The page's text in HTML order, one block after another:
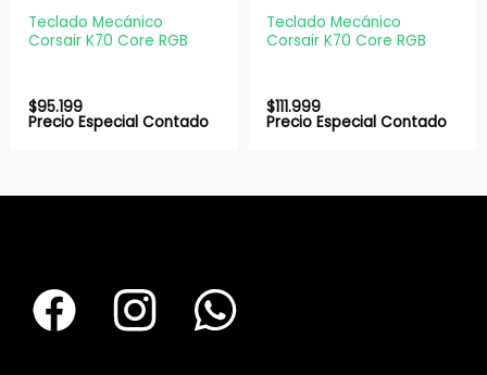
Teclado Mecánico
Corsair K70 Core RGB
$95.199
Precio Especial Contado
Teclado Mecánico
Corsair K70 Core RGB
$111.999
Precio Especial Contado